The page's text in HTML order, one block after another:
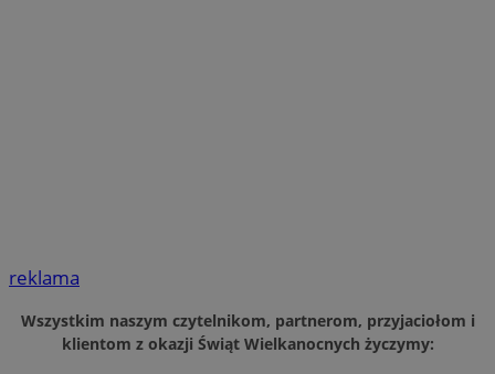
reklama
Wszystkim naszym czytelnikom, partnerom, przyjaciołom i
klientom z okazji Świąt Wielkanocnych życzymy: